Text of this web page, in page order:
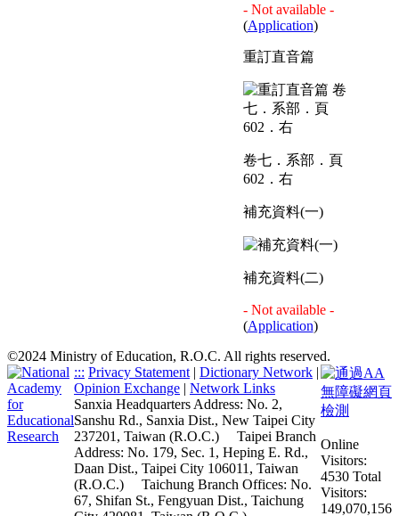
- Not available -
(Application)
重訂直音篇
卷七．系部．頁
602．右
補充資料(一)
補充資料(二)
- Not available -
(Application)
©2024 Ministry of Education, R.O.C. All rights reserved.
::: Privacy Statement | Dictionary Network |
Opinion Exchange | Network Links
Sanxia Headquarters Address: No. 2,
Sanshu Rd., Sanxia Dist., New Taipei City
237201, Taiwan (R.O.C.)
Taipei Branch
Address: No. 179, Sec. 1, Heping E. Rd.,
Daan Dist., Taipei City 106011, Taiwan
(R.O.C.)
Taichung Branch Offices: No.
67, Shifan St., Fengyuan Dist., Taichung
Online
Visitors:
4530 Total
Visitors:
149,070,156